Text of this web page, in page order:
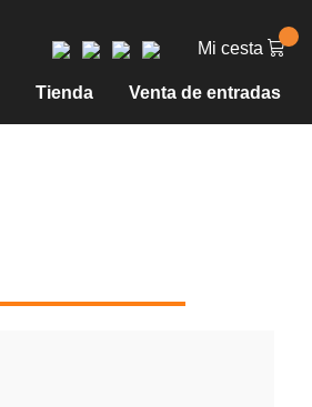
Mi cesta
Tienda Venta de entradas